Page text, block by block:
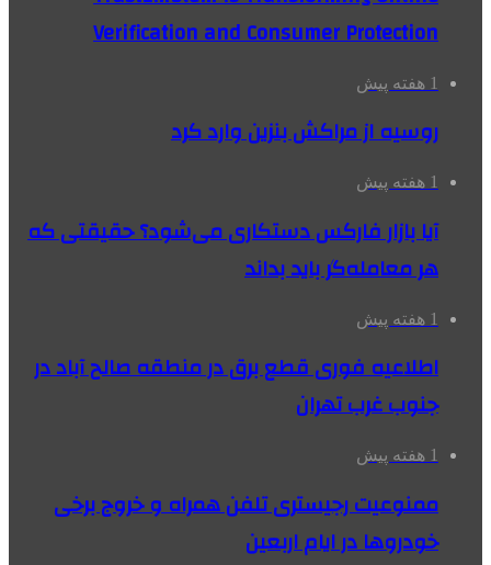
Verification and Consumer Protection
1 هفته پیش
روسیه از مراکش بنزین وارد کرد
1 هفته پیش
آیا بازار فارکس دستکاری می‌شود؟ حقیقتی که
هر معامله‌گر باید بداند
1 هفته پیش
اطلاعیه فوری قطع برق در منطقه صالح آباد در
جنوب غرب تهران
1 هفته پیش
ممنوعیت رجیستری تلفن همراه و خروج برخی
خودروها در ایام اربعین